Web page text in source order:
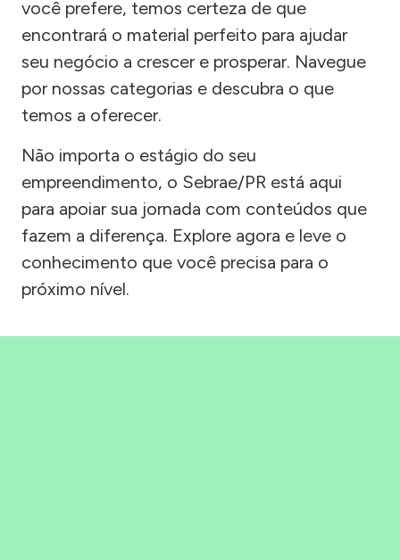
você prefere, temos certeza de que
encontrará o material perfeito para ajudar
seu negócio a crescer e prosperar. Navegue
por nossas categorias e descubra o que
temos a oferecer.
Não importa o estágio do seu
empreendimento, o Sebrae/PR está aqui
para apoiar sua jornada com conteúdos que
fazem a diferença. Explore agora e leve o
conhecimento que você precisa para o
próximo nível.